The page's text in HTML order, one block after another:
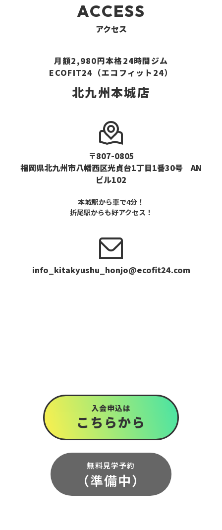
ACCESS
アクセス
月額2,980円本格24時間ジム
ECOFIT24（エコフィット24）
北九州本城店
〒807-0805
福岡県北九州市八幡西区光貞台1丁目1番30号 AN
ビル102
本城駅から車で4分！
折尾駅からも好アクセス！
info_kitakyushu_honjo@ecofit24.com
入会申込は
こちらから
無料見学予約
（準備中）